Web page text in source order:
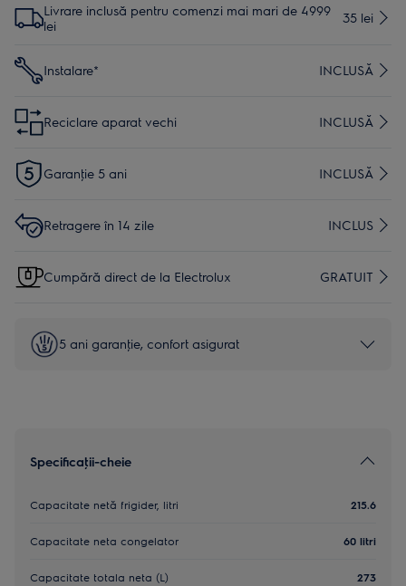
Livrare inclusă pentru comenzi mai mari de 4999
lei
35 lei
Instalare* INCLUSĂ
Reciclare aparat vechi INCLUSĂ
Garanţie 5 ani INCLUSĂ
Retragere în 14 zile INCLUS
Cumpără direct de la Electrolux GRATUIT
5 ani garanţie, confort asigurat
Specificaţii-cheie
Capacitate netă frigider, litri 215.6
Capacitate neta congelator 60 litri
Capacitate totala neta (L) 273